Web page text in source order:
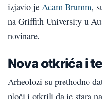
izjavio je Adam Brumm,
na Griffith University u
novinare.
Nova otkrića i
Arheolozi su prethodno
ploči i otkrili da je stara